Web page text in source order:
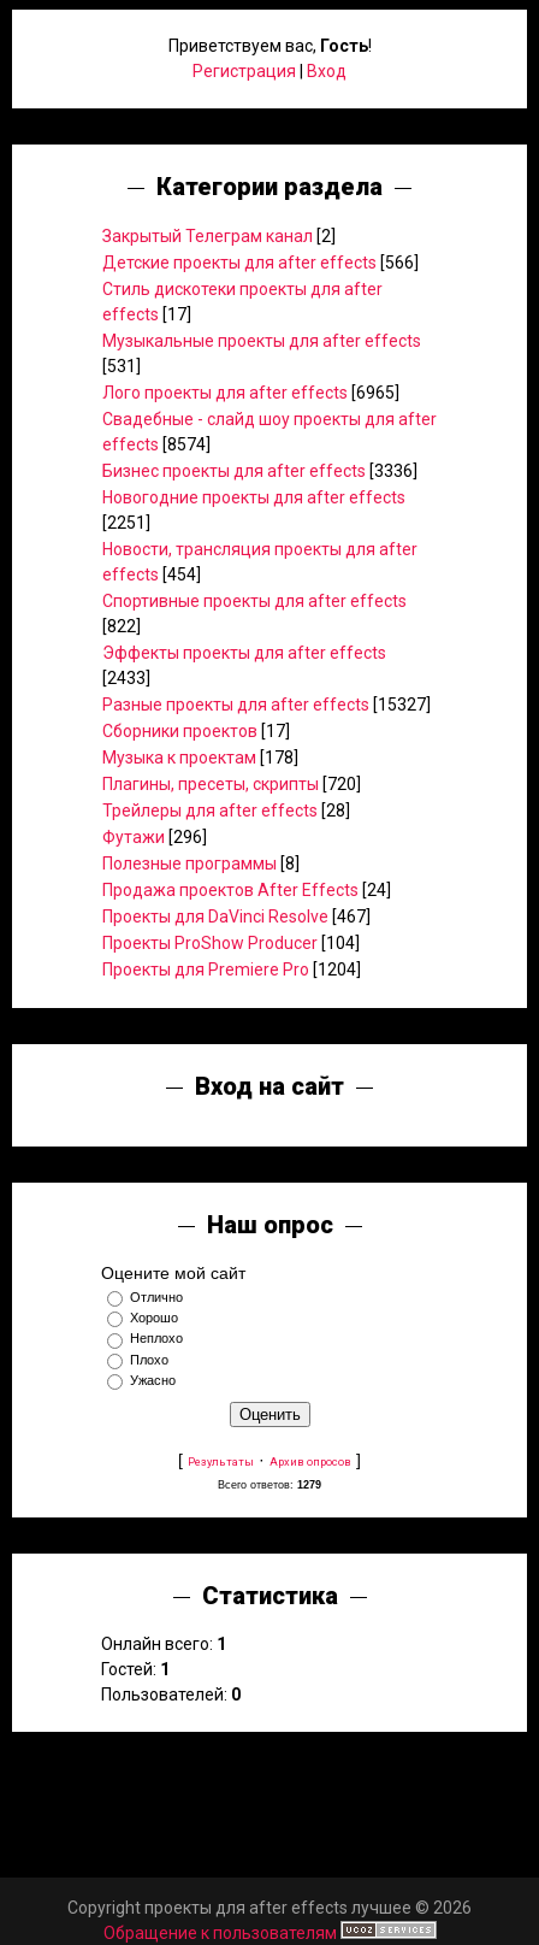
Приветствуем вас, Гость!
Регистрация
Вход
Категории раздела
Закрытый Телеграм канал [2]
Детские проекты для after effects [566]
Стиль дискотеки проекты для after
effects [17]
Музыкальные проекты для after effects
[531]
Лого проекты для after effects [6965]
Свадебные - слайд шоу проекты для after
effects [8574]
Бизнес проекты для after effects [3336]
Новогодние проекты для after effects
[2251]
Новости, трансляция проекты для after
effects [454]
Спортивные проекты для after effects
[822]
Эффекты проекты для after effects
[2433]
Разные проекты для after effects [15327]
Сборники проектов [17]
Музыка к проектам [178]
Плагины, пресеты, скрипты [720]
Трейлеры для after effects [28]
Футажи [296]
Полезные программы [8]
Продажа проектов After Effects [24]
Проекты для DaVinci Resolve [467]
Проекты ProShow Producer [104]
Проекты для Premiere Pro [1204]
Вход на сайт
Наш опрос
Оцените мой сайт
Отлично
Хорошо
Неплохо
Плохо
Ужасно
[ Результаты · Архив опросов ]
Всего ответов: 1279
Статистика
Онлайн всего: 1
Гостей: 1
Пользователей: 0
Copyright проекты для after effects лучшее © 2026
Обращение к пользователям